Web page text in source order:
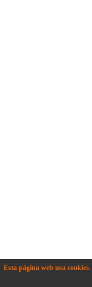
Esta página web usa cookies.